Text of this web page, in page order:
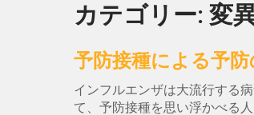
カテゴリー: 変
予防接種による予
インフルエンザは大流行する
て、予防接種を思い浮かべる